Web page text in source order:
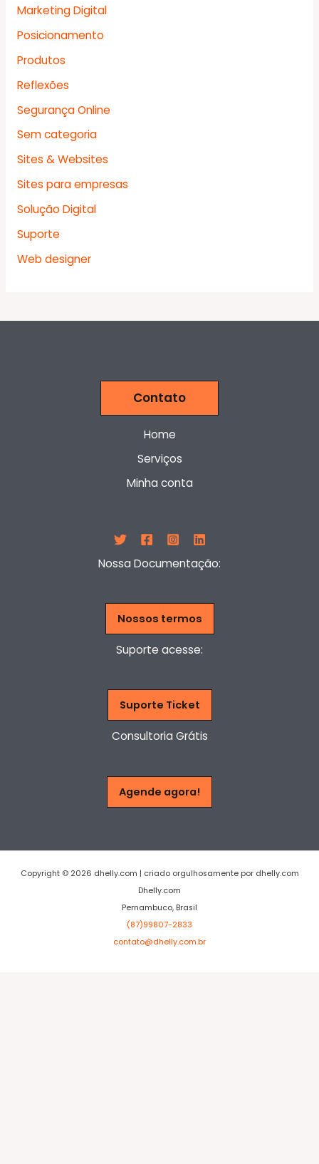
Marketing Digital
Posicionamento
Produtos
Reflexões
Segurança Online
Sem categoria
Sites & Websites
Sites para empresas
Solução Digital
Suporte
Web designer
Contato
Home
Serviços
Minha conta
Nossa Documentação:
Nossos termos
Suporte acesse:
Suporte Ticket
Consultoria Grátis
Agende agora!
Copyright © 2026 dhelly.com | criado orgulhosamente por dhelly.com
Dhelly.com
Pernambuco, Brasil
(87)99807-2833
contato@dhelly.com.br